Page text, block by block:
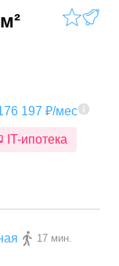
197 ₽/мес
IT-ипотека
17 мин.